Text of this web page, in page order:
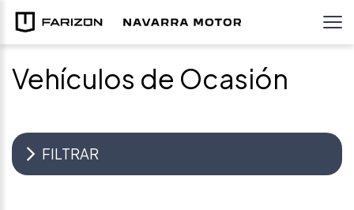
Vehículos de Ocasión
FILTRAR